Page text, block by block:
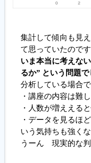
集計して傾向も見
て思っていたので
いま本当に考えな
るか” という問題で
分析している場合
・講座の内容は難
・人数が増ええる
・データを見るほ
いう気持ちも強く
うーん 現実的な判